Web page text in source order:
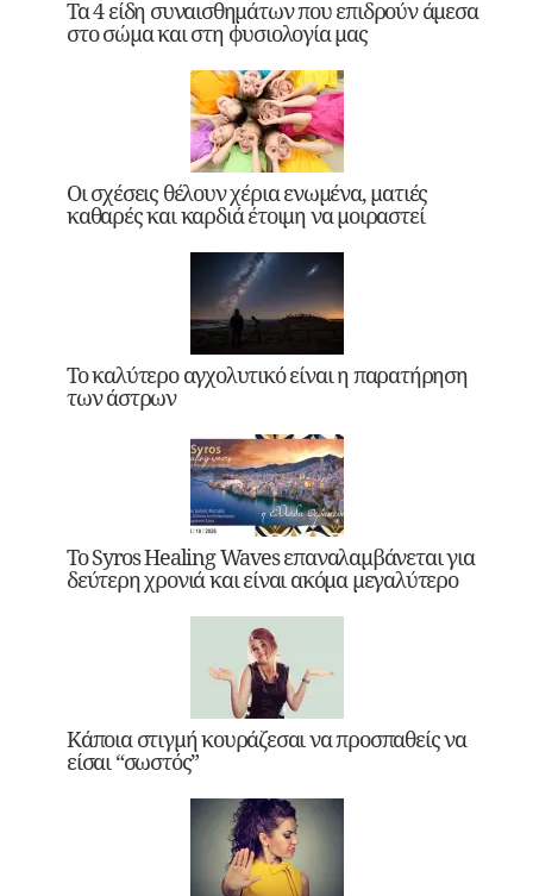
Τα 4 είδη συναισθημάτων που επιδρούν άμεσα
στο σώμα και στη φυσιολογία μας
Οι σχέσεις θέλουν χέρια ενωμένα, ματιές
καθαρές και καρδιά έτοιμη να μοιραστεί
Το καλύτερο αγχολυτικό είναι η παρατήρηση
των άστρων
Το Syros Healing Waves επαναλαμβάνεται για
δεύτερη χρονιά και είναι ακόμα μεγαλύτερο
Κάποια στιγμή κουράζεσαι να προσπαθείς να
είσαι “σωστός”